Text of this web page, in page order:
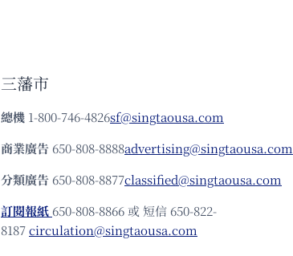
三藩市
總機 1-800-746-4826sf@singtaousa.com
商業廣告 650-808-8888advertising@singtaousa.com
分類廣告 650-808-8877classified@singtaousa.com
訂閱報紙 650-808-8866 或 短信 650-822-
8187circulation@singtaousa.com